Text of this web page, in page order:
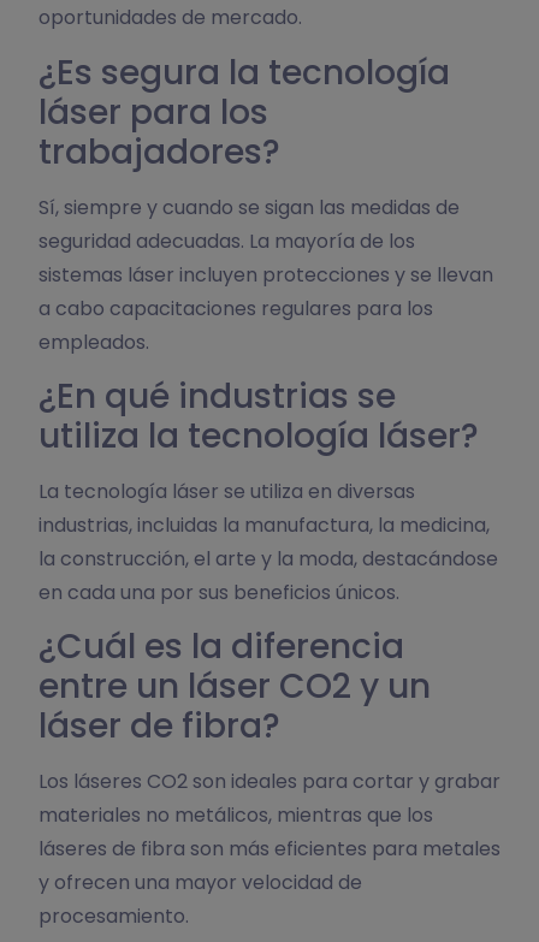
oportunidades de mercado.
¿Es segura la tecnología
láser para los
trabajadores?
Sí, siempre y cuando se sigan las medidas de
seguridad adecuadas. La mayoría de los
sistemas láser incluyen protecciones y se llevan
a cabo capacitaciones regulares para los
empleados.
¿En qué industrias se
utiliza la tecnología láser?
La tecnología láser se utiliza en diversas
industrias, incluidas la manufactura, la medicina,
la construcción, el arte y la moda, destacándose
en cada una por sus beneficios únicos.
¿Cuál es la diferencia
entre un láser CO2 y un
láser de fibra?
Los láseres CO2 son ideales para cortar y grabar
materiales no metálicos, mientras que los
láseres de fibra son más eficientes para metales
y ofrecen una mayor velocidad de
procesamiento.